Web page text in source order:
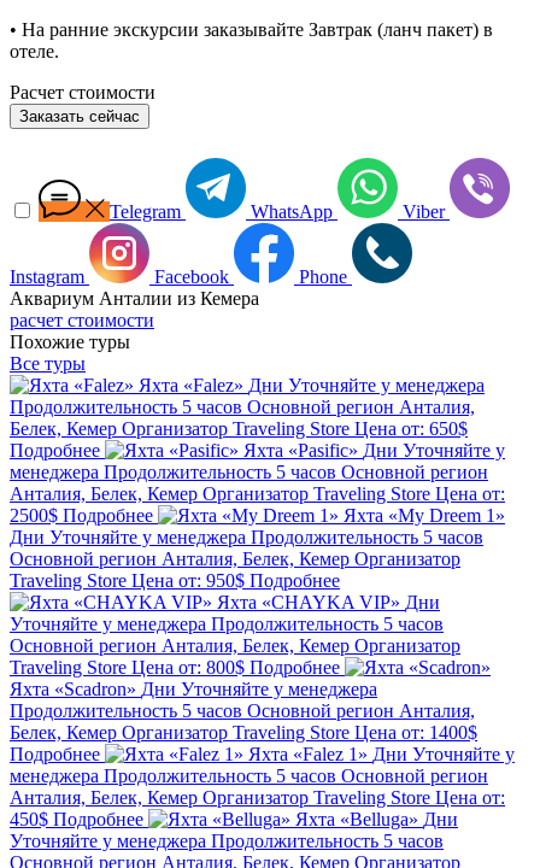
• На ранние экскурсии заказывайте Завтрак (ланч пакет) в
отеле.
Расчет стоимости
Заказать сейчас
Telegram WhatsApp Viber
Instagram Facebook
Phone
Аквариум Анталии из Кемера
расчет стоимости
Похожие туры
Все туры
Яхта «Falez» Дни Уточняйте у менеджера
Продолжительность 5 часов Основной регион Анталия,
Белек, Кемер Организатор Traveling Store Цена от: 650$
Подробнее
Яхта «Pasific» Дни Уточняйте у
менеджера Продолжительность 5 часов Основной регион
Анталия, Белек, Кемер Организатор Traveling Store Цена от:
2500$ Подробнее
Яхта «My Dreem 1»
Дни Уточняйте у менеджера Продолжительность 5 часов
Основной регион Анталия, Белек, Кемер Организатор
Traveling Store Цена от: 950$ Подробнее
Яхта «CHAYKA VIP» Дни
Уточняйте у менеджера Продолжительность 5 часов
Основной регион Анталия, Белек, Кемер Организатор
Traveling Store Цена от: 800$ Подробнее
Яхта «Scadron» Дни Уточняйте у менеджера
Продолжительность 5 часов Основной регион Анталия,
Белек, Кемер Организатор Traveling Store Цена от: 1400$
Подробнее
Яхта «Falez 1» Дни Уточняйте у
менеджера Продолжительность 5 часов Основной регион
Анталия, Белек, Кемер Организатор Traveling Store Цена от:
450$ Подробнее Яхта «Belluga» Дни
Уточняйте у менеджера Продолжительность 5 часов
Основной регион Анталия, Белек, Кемер Организатор